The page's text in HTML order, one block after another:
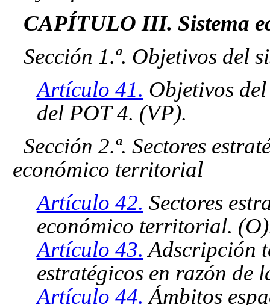
CAPÍTULO III. Sistema
Sección 1.ª. Objetivos del
Artículo 41. Objetivos
del POT 4. (VP).
Sección 2.ª. Sectores
económico territorial
Artículo 42. Sectores
económico territorial.
Artículo 43. Adscripción
estratégicos en razón
Artículo 44. Ámbitos